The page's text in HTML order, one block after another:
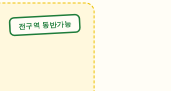
전구역 동반가능